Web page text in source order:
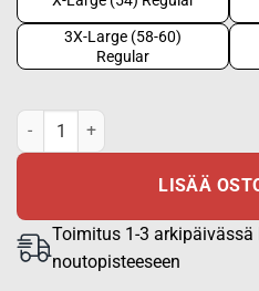
3X-Large (58-60)
Regular
Sissitakki 2.0 carbon - M05
LISÄÄ
Toimitus 1-3 arkipäivässä
noutopisteeseen